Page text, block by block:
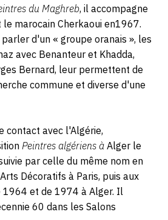
du Maghreb, il accompagne
marocain Cherkaoui en1967.
d'un « groupe oranais », les
avec Benanteur et Khadda,
Bernard, leur permettent de
commune et diverse d'une
contact avec l'Algérie,
Peintres algériens àAlger le
par celle du même nom en
Décoratifs à Paris, puis aux
1964 et de 1974 à Alger. Il
60 dans les Salons